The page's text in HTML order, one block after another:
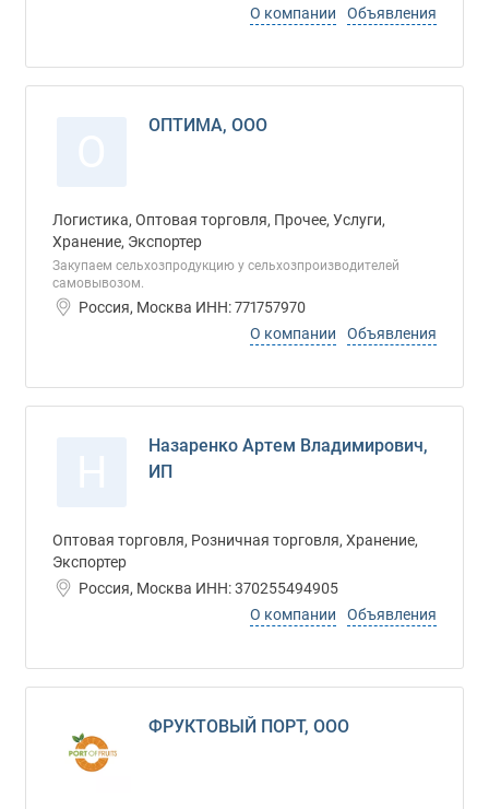
О компании
Объявления
ОПТИМА, ООО
Логистика, Оптовая торговля, Прочее, Услуги,
Хранение, Экспортер
Закупаем сельхозпродукцию у сельхозпроизводителей
самовывозом.
Россия, Москва ИНН: 771757970
О компании
Объявления
Назаренко Артем Владимирович,
ИП
Оптовая торговля, Розничная торговля, Хранение,
Экспортер
Россия, Москва ИНН: 370255494905
О компании
Объявления
ФРУКТОВЫЙ ПОРТ, ООО